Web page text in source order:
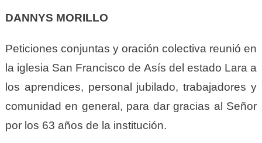
DANNYS MORILLO
Peticiones conjuntas y oración colectiva reunió en
la iglesia San Francisco de Asís del estado Lara a
los aprendices, personal jubilado, trabajadores y
comunidad en general, para dar gracias al Señor
por los 63 años de la institución.